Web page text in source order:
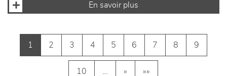
En savoir plus
1 2 3 4 5 6 7 8 9
10 » »»